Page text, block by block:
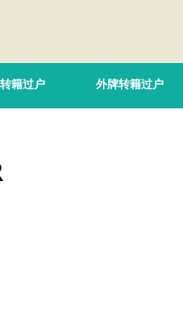
籍过户 外牌转籍过户